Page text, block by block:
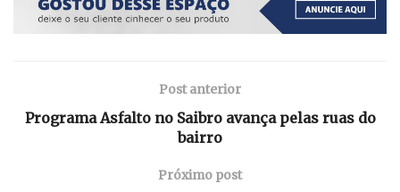
Post anterior
Programa Asfalto no Saibro avança pelas ruas do
bairro
Próximo post